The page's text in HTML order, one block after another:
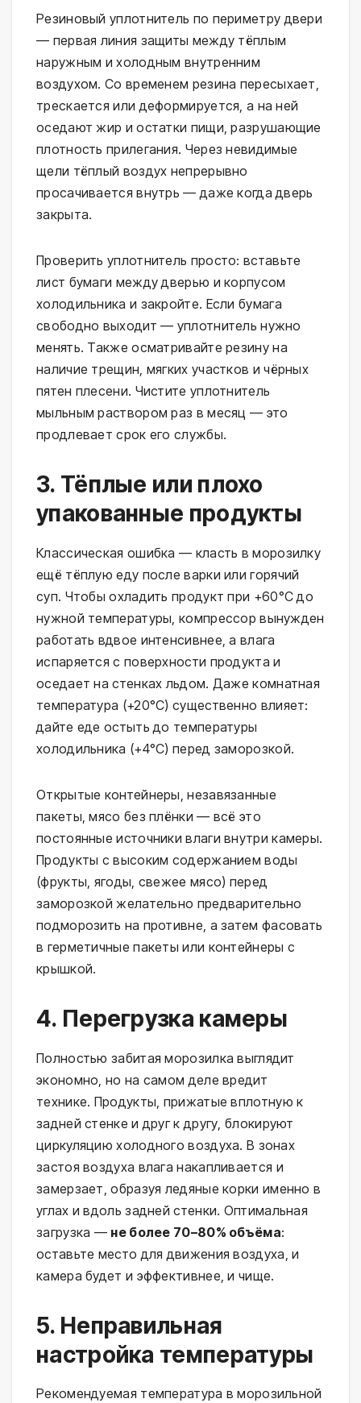
Резиновый уплотнитель по периметру двери
— первая линия защиты между тёплым
наружным и холодным внутренним
воздухом. Со временем резина пересыхает,
трескается или деформируется, а на ней
оседают жир и остатки пищи, разрушающие
плотность прилегания. Через невидимые
щели тёплый воздух непрерывно
просачивается внутрь — даже когда дверь
закрыта.
Проверить уплотнитель просто: вставьте
лист бумаги между дверью и корпусом
холодильника и закройте. Если бумага
свободно выходит — уплотнитель нужно
менять. Также осматривайте резину на
наличие трещин, мягких участков и чёрных
пятен плесени. Чистите уплотнитель
мыльным раствором раз в месяц — это
продлевает срок его службы.
3. Тёплые или плохо
упакованные продукты
Классическая ошибка — класть в морозилку
ещё тёплую еду после варки или горячий
суп. Чтобы охладить продукт при +60°C до
нужной температуры, компрессор вынужден
работать вдвое интенсивнее, а влага
испаряется с поверхности продукта и
оседает на стенках льдом. Даже комнатная
температура (+20°C) существенно влияет:
дайте еде остыть до температуры
холодильника (+4°C) перед заморозкой.
Открытые контейнеры, незавязанные
пакеты, мясо без плёнки — всё это
постоянные источники влаги внутри камеры.
Продукты с высоким содержанием воды
(фрукты, ягоды, свежее мясо) перед
заморозкой желательно предварительно
подморозить на противне, а затем фасовать
в герметичные пакеты или контейнеры с
крышкой.
4. Перегрузка камеры
Полностью забитая морозилка выглядит
экономно, но на самом деле вредит
технике. Продукты, прижатые вплотную к
задней стенке и друг к другу, блокируют
циркуляцию холодного воздуха. В зонах
застоя воздуха влага накапливается и
замерзает, образуя ледяные корки именно в
углах и вдоль задней стенки. Оптимальная
загрузка — не более 70–80% объёма:
оставьте место для движения воздуха, и
камера будет и эффективнее, и чище.
5. Неправильная
настройка температуры
Рекомендуемая температура в морозильной